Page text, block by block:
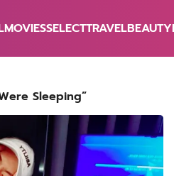
MOVIESSELECTTRAVELBEAUTY
Sleeping”